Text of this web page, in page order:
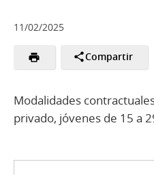
11/02/2025
Compartir
Modalidades
privado, jóvenes de 15 a